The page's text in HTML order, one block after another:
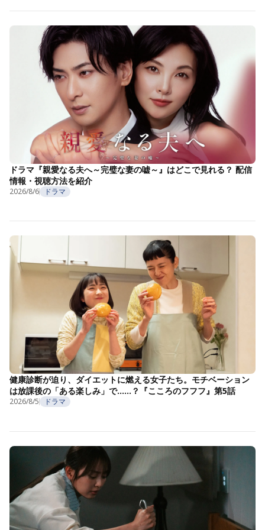
ドラマ『親愛なる夫へ～完璧な妻の嘘～』はどこで見れる？ 配信
情報・視聴方法を紹介
2026/8/6 ドラマ
健康診断が迫り、ダイエットに燃える女子たち。モチベーション
は放課後の「ある楽しみ」で……？『こころのフフフ』第5話
2026/8/5 ドラマ